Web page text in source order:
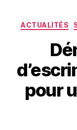
ACTUALITÉS
pour